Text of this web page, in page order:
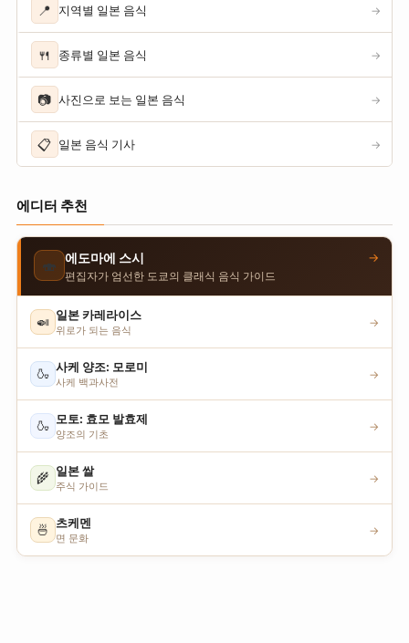
📍 지역별 일본 음식 →
🍴 종류별 일본 음식 →
📷 사진으로 보는 일본 음식 →
📋 일본 음식 기사 →
에디터 추천
🍣 에도마에 스시
편집자가 엄선한 도쿄의 클래식 음식 가이드
→
🍛 일본 카레라이스
위로가 되는 음식
→
🍶 사케 양조: 모로미
사케 백과사전
→
🍶 모토: 효모 발효제
양조의 기초
→
🌾 일본 쌀
주식 가이드
→
🍜 츠케멘
면 문화
→